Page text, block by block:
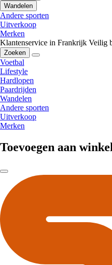
Wandelen
Andere sporten
Uitverkoop
Merken
Klantenservice in Frankrijk Veilig
Zoeken
Voetbal
Lifestyle
Hardlopen
Paardrijden
Wandelen
Andere sporten
Uitverkoop
Merken
Toevoegen aan